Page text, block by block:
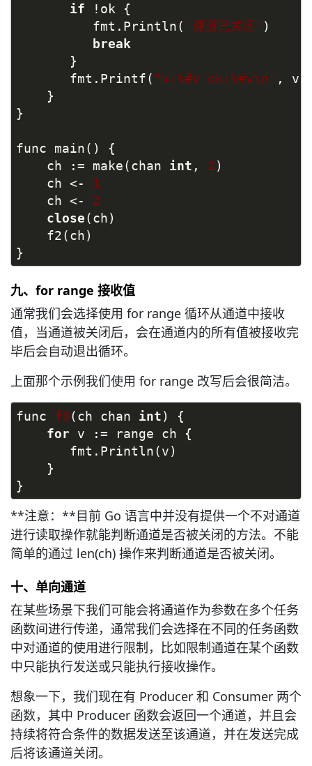
if !ok {
fmt.Println( "通道已关闭" )
break
}
fmt.Printf( "v:%#v ok:%#v\n" , v,
}
}
func main() {
ch := make(chan int , 2)
ch <-
1
ch <- 2
close(ch)
f2(ch)
}
九、for range 接收值
通常我们会选择使用 for range 循环从通道中接收
值，当通道被关闭后，会在通道内的所有值被接收完
毕后会自动退出循环。
上面那个示例我们使用 for range 改写后会很简洁。
func f3(ch chan int)
{
for v := range ch {
fmt.Println(v)
}
}
**注意：**目前 Go 语言中并没有提供一个不对通道
进行读取操作就能判断通道是否被关闭的方法。不能
简单的通过 len(ch) 操作来判断通道是否被关闭。
十、单向通道
在某些场景下我们可能会将通道作为参数在多个任务
函数间进行传递，通常我们会选择在不同的任务函数
中对通道的使用进行限制，比如限制通道在某个函数
中只能执行发送或只能执行接收操作。
想象一下，我们现在有 Producer 和 Consumer 两个
函数，其中 Producer 函数会返回一个通道，并且会
持续将符合条件的数据发送至该通道，并在发送完成
后将该通道关闭。